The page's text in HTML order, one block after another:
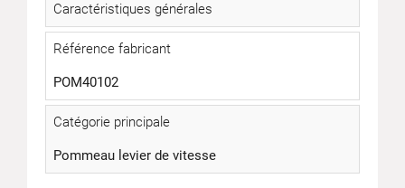
Caractéristiques générales
Référence fabricant
POM40102
Catégorie principale
Pommeau levier de vitesse